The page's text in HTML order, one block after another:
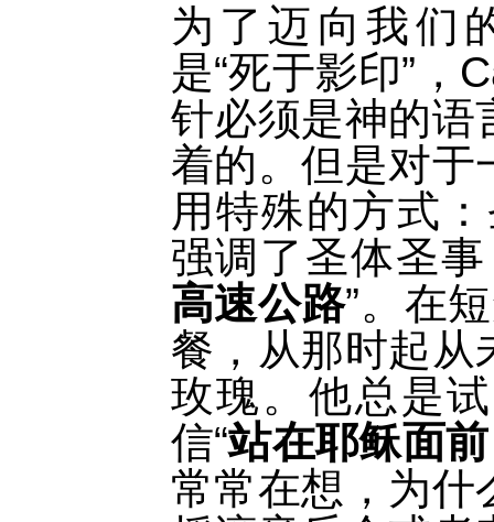
为了迈向我们
是“死于影印”，
针必须是神的语
着的。但是对于
用特殊的方式
强调了圣体圣
高速公路”。在
餐，从那时起从
玫瑰。他总是
信“站在耶稣面
常常在想，为什